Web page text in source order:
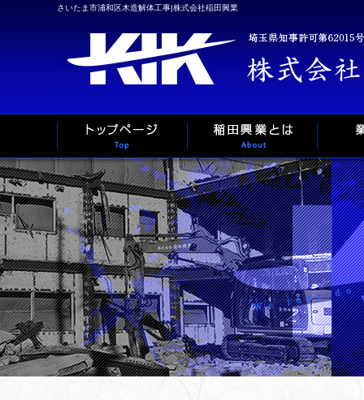
さいたま市浦和区木造解体工事|株式会社稲田興業